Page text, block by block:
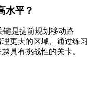
水平？
键是提前规划移动路
更大的区域。通过练习
具有挑战性的关卡。